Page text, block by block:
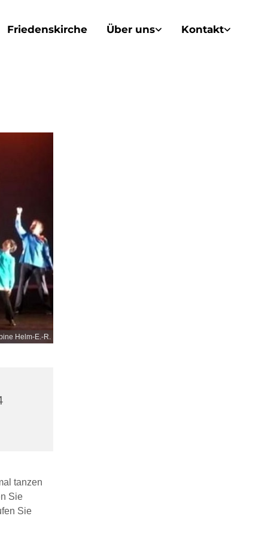
Friedenskirche Über uns Kontakt
Helm-E.-R.
tanzen
Sie
Sie